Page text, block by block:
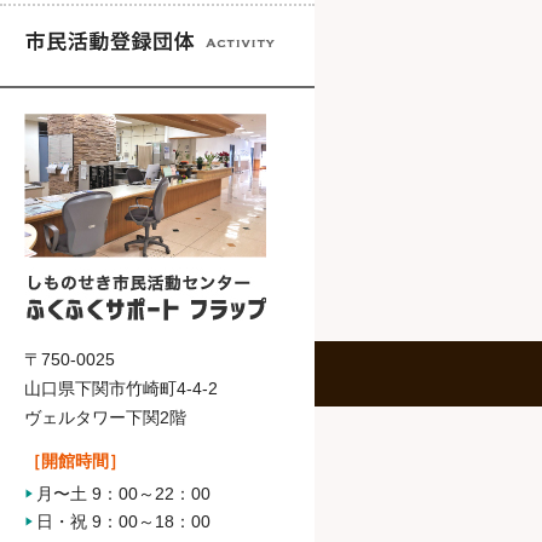
〒750-0025
山口県下関市竹崎町4-4-2
ヴェルタワー下関2階
［開館時間］
月〜土 9：00～22：00
日・祝 9：00～18：00